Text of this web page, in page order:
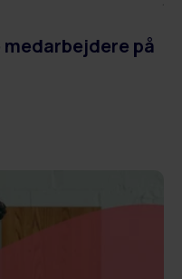
medarbejdere på